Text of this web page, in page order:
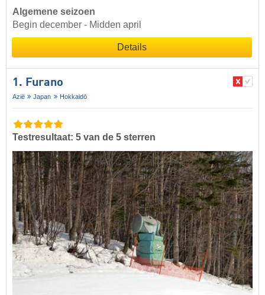
Algemene seizoen
Begin december - Midden april
Details
1. Furano
Azië Japan Hokkaidō
Testresultaat: 5 van de 5 sterren